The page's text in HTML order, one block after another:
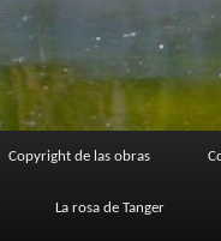
Copyright de las obras
La rosa de Tanger